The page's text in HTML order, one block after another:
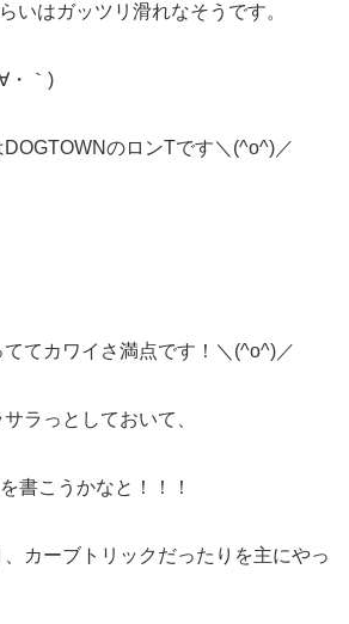
いはガッツリ滑れなそうです。
・｀)
のロンTです＼(^o^)／
てカワイさ満点です！＼(^o^)／
ラっとしておいて、
書こうかなと！！！
カーブトリックだったりを主にやっ